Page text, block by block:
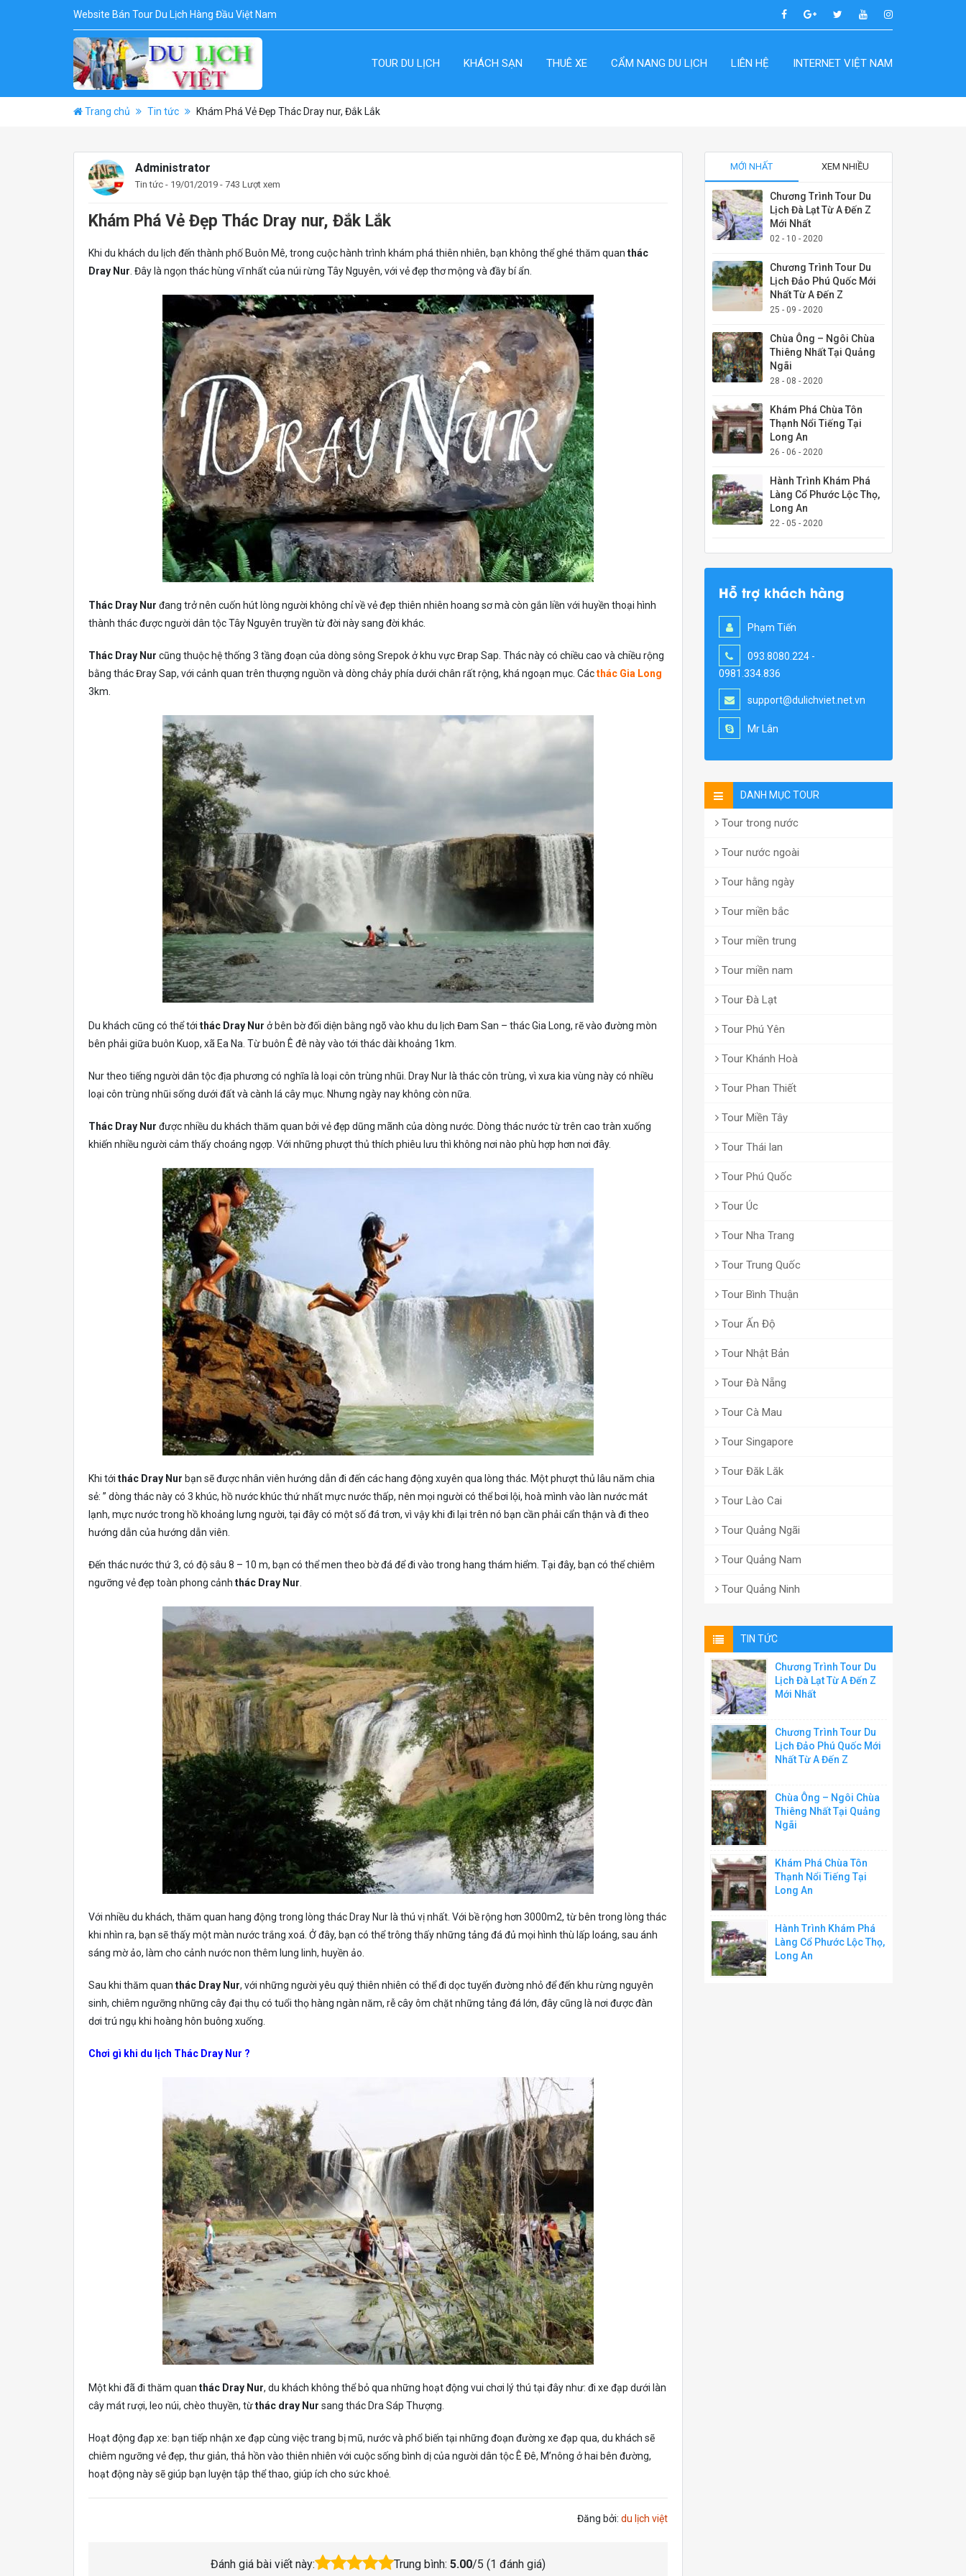
Website Bán Tour Du Lịch Hàng Đầu Việt Nam
TOUR DU LỊCH KHÁCH SẠN THUÊ XE CẨM NANG DU LỊCH LIÊN HỆ INTERNET VIỆT NAM
Trang chủ Tin tức Khám Phá Vẻ Đẹp Thác Dray nur, Đắk Lắk
Administrator
Tin tức - 19/01/2019 - 743 Lượt xem
Khám Phá Vẻ Đẹp Thác Dray nur, Đắk Lắk
Khi du khách du lịch đến thành phố Buôn Mê, trong cuộc hành trình khám phá thiên nhiên, bạn không thể ghé thăm quan thác
Dray Nur . Đây là ngọn thác hùng vĩ nhất của núi rừng Tây Nguyên, với vẻ đẹp thơ mộng và đầy bí ẩn.
Thác Dray Nur đang trở nên cuốn hút lòng người không chỉ về vẻ đẹp thiên nhiên hoang sơ mà còn gắn liền với huyền thoại hình
thành thác được người dân tộc Tây Nguyên truyền từ đời này sang đời khác.
Thác Dray Nur cũng thuộc hệ thống 3 tầng đoạn của dòng sông Srepok ở khu vực Đrap Sap. Thác này có chiều cao và chiều rộng
bằng thác Đray Sap, với cảnh quan trên thượng nguồn và dòng chảy phía dưới chân rất rộng, khá ngoạn mục. Cácthác Gia Long
3km.
Du khách cũng có thể tới thác Dray Nur ở bên bờ đối diện bằng ngõ vào khu du lịch Đam San – thác Gia Long, rẽ vào đường mòn
bên phải giữa buôn Kuop, xã Ea Na. Từ buôn Ê đê này vào tới thác dài khoảng 1km.
Nur theo tiếng người dân tộc địa phương có nghĩa là loại côn trùng nhũi. Dray Nur là thác côn trùng, vì xưa kia vùng này có nhiều
loại côn trùng nhũi sống dưới đất và cành lá cây mục. Nhưng ngày nay không còn nữa.
Thác Dray Nur được nhiều du khách thăm quan bởi vẻ đẹp dũng mãnh của dòng nước. Dòng thác nước từ trên cao tràn xuống
khiến nhiều người cảm thấy choáng ngợp. Với những phượt thủ thích phiêu lưu thì không nơi nào phù hợp hơn nơi đây.
Khi tới thác Dray Nur bạn sẽ được nhân viên hướng dẫn đi đến các hang động xuyên qua lòng thác. Một phượt thủ lâu năm chia
sẻ: ” dòng thác này có 3 khúc, hồ nước khúc thứ nhất mực nước thấp, nên mọi người có thể bơi lội, hoà mình vào làn nước mát
lạnh, mực nước trong hồ khoảng lưng người, tại đây có một số đá trơn, vì vậy khi đi lại trên nó bạn cần phải cẩn thận và đi theo
hướng dẫn của hướng dẫn viên.
Đến thác nước thứ 3, có độ sâu 8 – 10 m, bạn có thể men theo bờ đá để đi vào trong hang thám hiểm. Tại đây, bạn có thể chiêm
ngưỡng vẻ đẹp toàn phong cảnh thác Dray Nur
Với nhiều du khách, thăm quan hang động trong lòng thác Dray Nur là thú vị nhất. Với bề rộng hơn 3000m2, từ bên trong lòng thác
khi nhìn ra, bạn sẽ thấy một màn nước trắng xoá. Ở đây, bạn có thể trông thấy những tảng đá đủ mọi hình thù lấp loáng, sau ánh
sáng mờ ảo, làm cho cảnh nước non thêm lung linh, huyền ảo.
Sau khi thăm quan thác Dray Nur, với những người yêu quý thiên nhiên có thể đi dọc tuyến đường nhỏ để đến khu rừng nguyên
sinh, chiêm ngưỡng những cây đại thụ có tuổi thọ hàng ngàn năm, rễ cây ôm chặt những tảng đá lớn, đây cũng là nơi được đàn
dơi trú ngụ khi hoàng hôn buông xuống.
Chơi gì khi du lịch Thác Dray Nur ?
Một khi đã đi thăm quan thác Dray Nur, du khách không thể bỏ qua những hoạt động vui chơi lý thú tại đây như: đi xe đạp dưới làn
cây mát rượi, leo núi, chèo thuyền, từthác dray Nur sang thác Dra Sáp Thượng.
Hoạt động đạp xe: bạn tiếp nhận xe đạp cùng việc trang bị mũ, nước và phổ biến tại những đoạn đường xe đạp qua, du khách sẽ
chiêm ngưỡng vẻ đẹp, thư giản, thả hồn vào thiên nhiên với cuộc sống bình dị của người dân tộc Ê Đê, M’nông ở hai bên đường,
hoạt động này sẽ giúp bạn luyện tập thể thao, giúp ích cho sức khoẻ.
Đăng bởi: du lịch việt
Đánh giá bài viết này: Trung bình: 5.00/5 (1 đánh giá)
MỚI NHẤT XEM NHIỀU
Chương Trình Tour Du
Lịch Đà Lạt Từ A Đến Z
Mới Nhất
02 - 10 - 2020
Chương Trình Tour Du
Lịch Đảo Phú Quốc Mới
Nhất Từ A Đến Z
25 - 09 - 2020
Chùa Ông – Ngôi Chùa
Thiêng Nhất Tại Quảng
Ngãi
28 - 08 - 2020
Khám Phá Chùa Tôn
Thạnh Nổi Tiếng Tại
Long An
26 - 06 - 2020
Hành Trình Khám Phá
Làng Cổ Phước Lộc Thọ,
Long An
22 - 05 - 2020
Hỗ trợ khách hàng
Phạm Tiến
093.8080.224 -
0981.334.836
support@dulichviet.net.vn
Mr Lân
DANH MỤC TOUR
Tour trong nước
Tour nước ngoài
Tour hằng ngày
Tour miền bắc
Tour miền trung
Tour miền nam
Tour Đà Lạt
Tour Phú Yên
Tour Khánh Hoà
Tour Phan Thiết
Tour Miền Tây
Tour Thái lan
Tour Phú Quốc
Tour Úc
Tour Nha Trang
Tour Trung Quốc
Tour Bình Thuận
Tour Ấn Độ
Tour Nhật Bản
Tour Đà Nẵng
Tour Cà Mau
Tour Singapore
Tour Đăk Lăk
Tour Lào Cai
Tour Quảng Ngãi
Tour Quảng Nam
Tour Quảng Ninh
TIN TỨC
Chương Trình Tour Du
Lịch Đà Lạt Từ A Đến Z
Mới Nhất
Chương Trình Tour Du
Lịch Đảo Phú Quốc Mới
Nhất Từ A Đến Z
Chùa Ông – Ngôi Chùa
Thiêng Nhất Tại Quảng
Ngãi
Khám Phá Chùa Tôn
Thạnh Nổi Tiếng Tại
Long An
Hành Trình Khám Phá
Làng Cổ Phước Lộc Thọ,
Long An